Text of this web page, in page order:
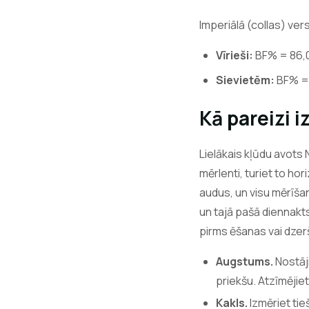
Imperiālā (collas)
Vīrieši: BF% =
Sievietēm: BF%
Kā pareizi
Lielākais kļūdu avots
mērlenti, turiet to
audus, un visu
un tajā pašā
pirms ēšanas vai
Augstums.
priekšu.
Kakls.Izmēriet